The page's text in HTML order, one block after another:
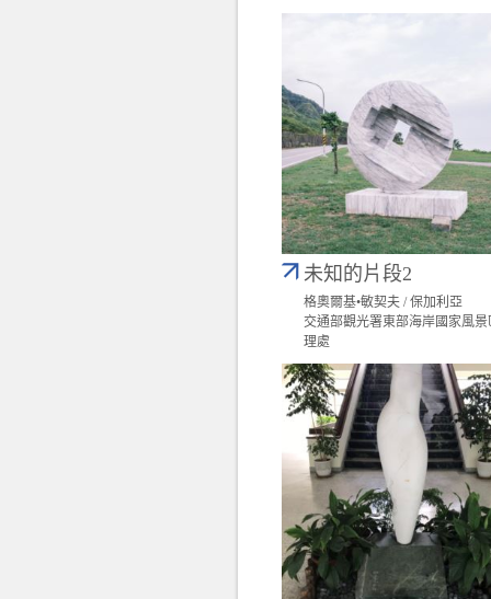
未知的片段2
格奧爾基•敏契夫 / 保加利亞
交通部觀光署東部海岸國家風景
理處